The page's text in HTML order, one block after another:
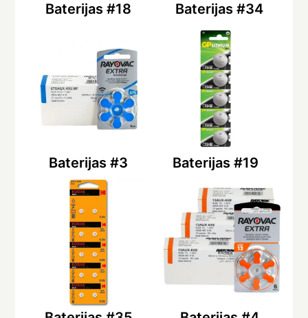
Baterijas #18 Baterijas #34
Baterijas #3 Baterijas #19